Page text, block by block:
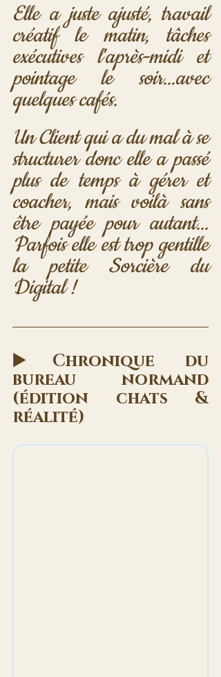
Elle a juste ajusté, travail
créatif le matin, tâches
exécutives l'après-midi et
pointage le soir...avec
quelques cafés.
Un Client qui a du mal à se
structurer donc elle a passé
plus de temps à gérer et
coacher, mais voilà sans
être payée pour autant...
Parfois elle est trop gentille
la petite Sorcière du
Digital !
▶️Chronique du
bureau normand
(édition chats &
réalité)